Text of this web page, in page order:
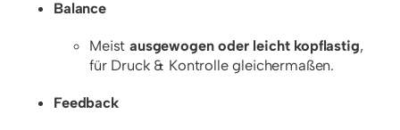
Balance
Meistausgewogen oder leicht kopflastig,
für Druck & Kontrolle gleichermaßen.
Feedback